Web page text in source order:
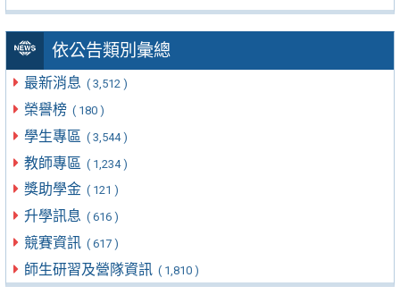
依公告類別彙總
最新消息 ( 3,512 )
榮譽榜 ( 180 )
學生專區 ( 3,544 )
教師專區 ( 1,234 )
獎助學金 ( 121 )
升學訊息 ( 616 )
競賽資訊 ( 617 )
師生研習及營隊資訊 ( 1,810 )